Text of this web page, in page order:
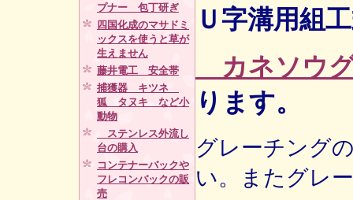
プナー 包丁研ぎ
四国化成のマサドミ
ックスを使うと草が
生えません
藤井電工 安全帯
捕獲器 キツネ
狐 タヌキ など小
動物
ステンレス外流し
台の購入
コンテナーバックや
フレコンバックの販
売
Ｕ字溝用組
カネソウ
ります。
グレーチング
い。またグレ